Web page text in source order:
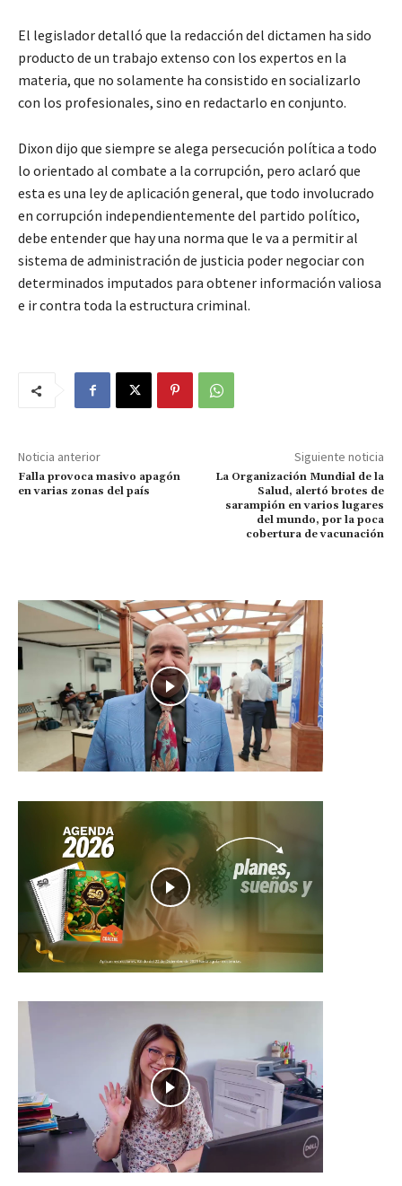
El legislador detalló que la redacción del dictamen ha sido
producto de un trabajo extenso con los expertos en la
materia, que no solamente ha consistido en socializarlo
con los profesionales, sino en redactarlo en conjunto.
Dixon dijo que siempre se alega persecución política a todo
lo orientado al combate a la corrupción, pero aclaró que
esta es una ley de aplicación general, que todo involucrado
en corrupción independientemente del partido político,
debe entender que hay una norma que le va a permitir al
sistema de administración de justicia poder negociar con
determinados imputados para obtener información valiosa
e ir contra toda la estructura criminal.
Noticia anterior
Falla provoca masivo apagón
en varias zonas del país
Siguiente noticia
La Organización Mundial de la
Salud, alertó brotes de
sarampión en varios lugares
del mundo, por la poca
cobertura de vacunación